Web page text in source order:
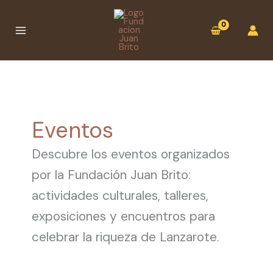
contenido
Eventos
Descubre los eventos organizados
por la Fundación Juan Brito:
actividades culturales, talleres,
exposiciones y encuentros para
celebrar la riqueza de Lanzarote.
u
c
u
c
y
Princesa
Ico:
un
viaje
mitológico